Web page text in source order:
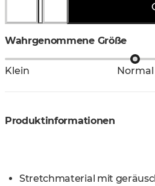
Wahrgenommene Größe
Klein Normal
Produktinformationen
Stretchmaterial mit